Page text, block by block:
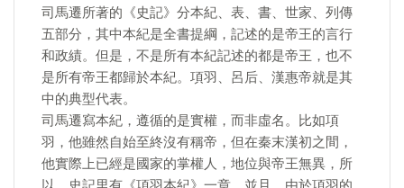
司馬遷所著的《史記》分本紀、表、書、世家、列傳
五部分，其中本紀是全書提綱，記述的是帝王的言行
和政績。但是，不是所有本紀記述的都是帝王，也不
是所有帝王都歸於本紀。項羽、呂后、漢惠帝就是其
中的典型代表。
司馬遷寫本紀，遵循的是實權，而非虛名。比如項
羽，他雖然自始至終沒有稱帝，但在秦末漢初之間，
他實際上已經是國家的掌權人，地位與帝王無異，所